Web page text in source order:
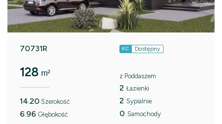
70731R KC Dostępny
128 m²
14.20 Szerokość
6.96 Głębokość
z Poddaszem
2 Łazienki
2 Sypialnie
0 Samochody